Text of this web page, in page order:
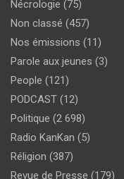
Nécrologie (75)
Non classé (457)
Nos émissions (11)
Parole aux jeunes (3)
People (121)
PODCAST (12)
Politique (2 698)
Radio KanKan (5)
Réligion (387)
Revue de Presse (179)